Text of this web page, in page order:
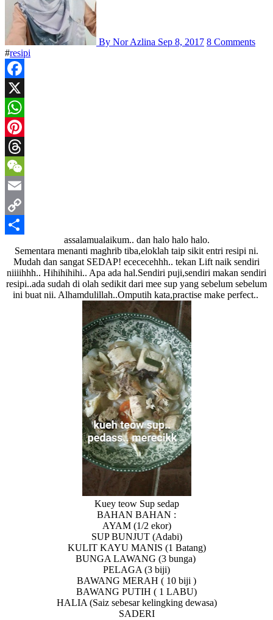
By Nor Azlina Sep 8, 2017 8 Comments
#resipi
Facebook
X
WhatsApp
Pinterest
Threads
WeChat
Email
Copy
assalamualaikum.. dan halo halo halo.
Sementara menanti maghrib tiba,eloklah taip sikit entri resipi ni.
Mudah dan sangat SEDAP! ecececehhh.. tekan Lift naik sendiri
niiiihhh.. Hihihihihi.. Apa ada hal.Sendiri puji,sendiri makan sendiri
resipi..ada sudah di olah sedikit dari mee sup yang sebelum sebelum
ini buat nii. Alhamdulillah..Omputih kata,practise make perfect..
Kuey teow Sup sedap
BAHAN BAHAN :
AYAM (1/2 ekor)
SUP BUNJUT (Adabi)
KULIT KAYU MANIS (1 Batang)
BUNGA LAWANG (3 bunga)
PELAGA (3 biji)
BAWANG MERAH ( 10 biji )
BAWANG PUTIH ( 1 LABU)
HALIA (Saiz sebesar kelingking dewasa)
SADERI